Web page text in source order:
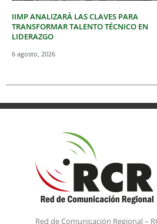
IIMP ANALIZARÁ LAS CLAVES PARA
TRANSFORMAR TALENTO TÉCNICO EN
LIDERAZGO
6 agosto, 2026
Red de Comunicación Regional –